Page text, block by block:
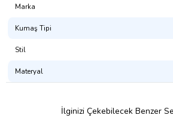
4 Adet Dantel Nakış İşlemeli Pedli Bambu
Marka
Kumaş Tipi
Stil
Materyal
İlginizi Çekebilecek Benzer